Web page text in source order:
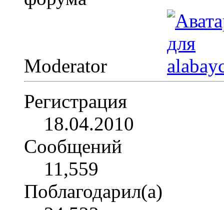
Moderator
Регистрация
18.04.2010
Сообщений
11,559
Поблагодарил(а)